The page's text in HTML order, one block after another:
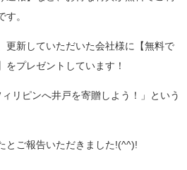
。
更新していただいた会社様に【無料で
をプレゼントしています！
リピンへ井戸を寄贈しよう！」という
とご報告いただきました!(^^)!